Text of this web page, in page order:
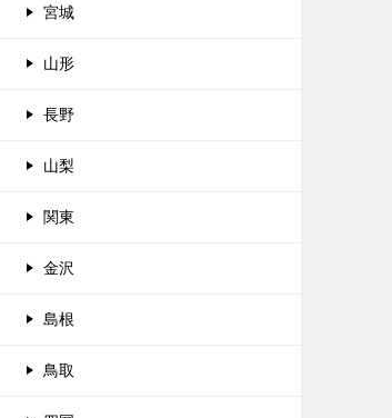
宮城
山形
長野
山梨
関東
金沢
島根
鳥取